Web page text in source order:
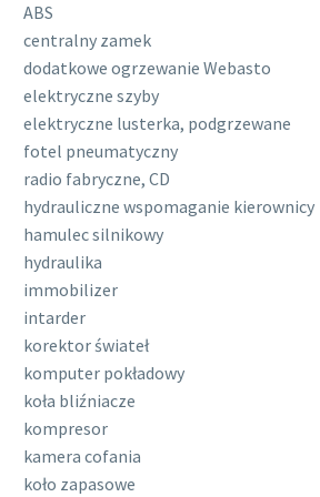
ABS
centralny zamek
dodatkowe ogrzewanie Webasto
elektryczne szyby
elektryczne lusterka, podgrzewane
fotel pneumatyczny
radio fabryczne, CD
hydrauliczne wspomaganie kierownicy
hamulec silnikowy
hydraulika
immobilizer
intarder
korektor świateł
komputer pokładowy
koła bliźniacze
kompresor
kamera cofania
koło zapasowe